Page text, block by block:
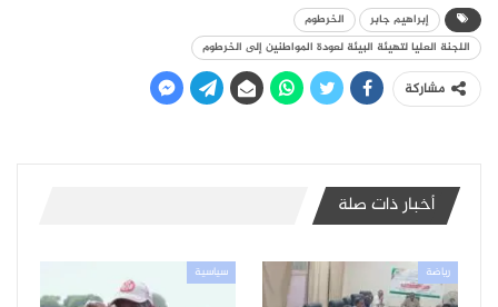
إبراهيم جابر
الخرطوم
اللجنة العليا لتهيئة البيئة لعودة المواطنين إلى الخرطوم
مشاركة
أخبار ذات صلة
رياضة سياسية